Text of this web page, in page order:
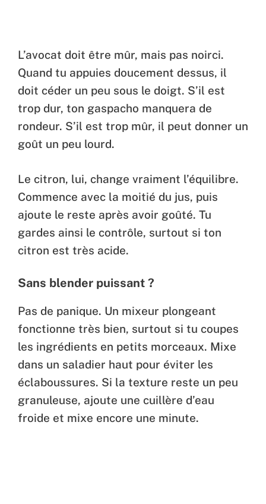
L’avocat doit être mûr, mais pas noirci.
Quand tu appuies doucement dessus, il
doit céder un peu sous le doigt. S’il est
trop dur, ton gaspacho manquera de
rondeur. S’il est trop mûr, il peut donner un
goût un peu lourd.
Le citron, lui, change vraiment l’équilibre.
Commence avec la moitié du jus, puis
ajoute le reste après avoir goûté. Tu
gardes ainsi le contrôle, surtout si ton
citron est très acide.
Sans blender puissant ?
Pas de panique. Un mixeur plongeant
fonctionne très bien, surtout si tu coupes
les ingrédients en petits morceaux. Mixe
dans un saladier haut pour éviter les
éclaboussures. Si la texture reste un peu
granuleuse, ajoute une cuillère d’eau
froide et mixe encore une minute.